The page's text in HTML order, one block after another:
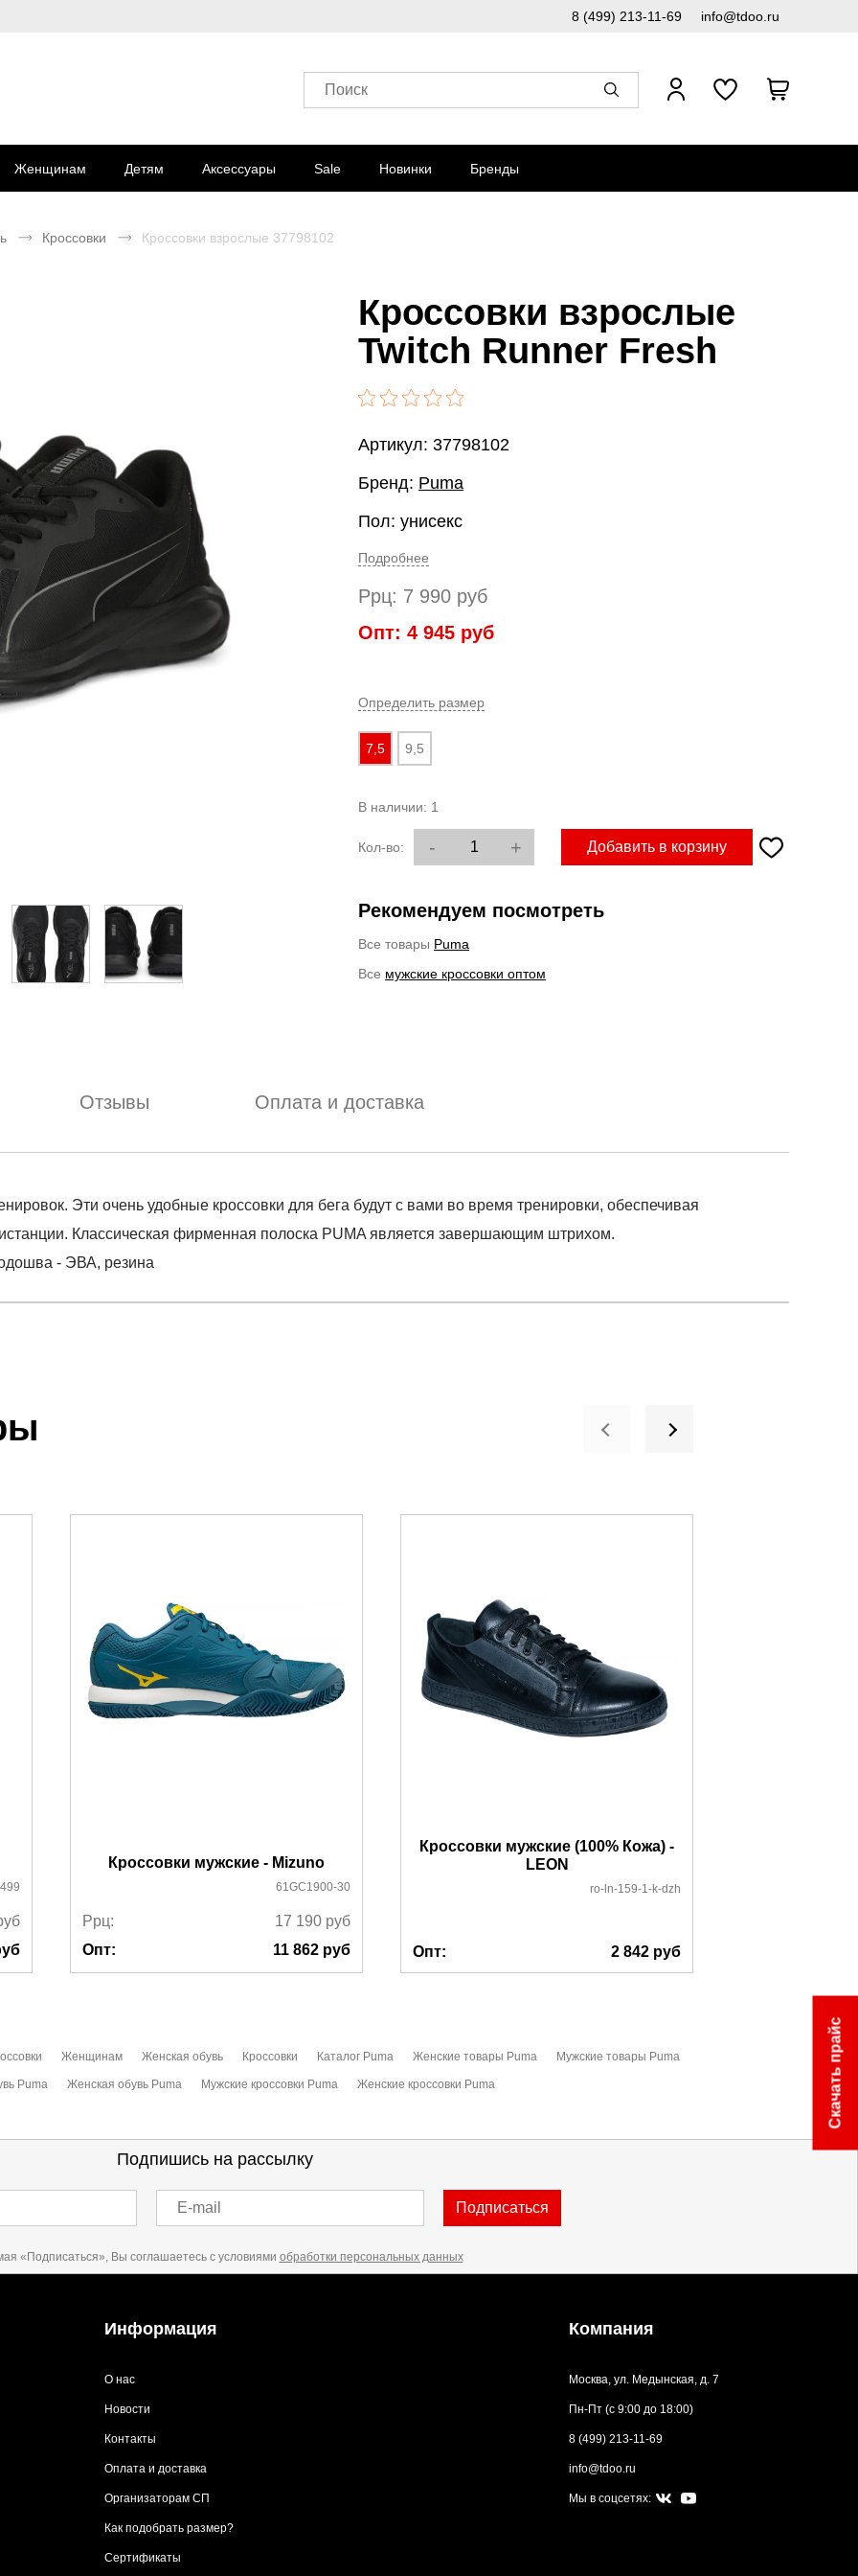
8 (499) 213-11-69 info@tdoo.ru
Поиск
Женщинам Детям Аксессуары Sale Новинки Бренды
Кроссовки Кроссовки взрослые 37798102
Кроссовки взрослые
Twitch Runner Fresh
Артикул: 37798102
Бренд: Puma
Пол: унисекс
Подробнее
Ррц: 7 990 руб
Опт: 4 945 руб
Определить размер
7,5 9,5
В наличии: 1
Кол-во: - + Добавить в корзину
Рекомендуем посмотреть
Все товары Puma
Все мужские кроссовки оптом
Отзывы Оплата и доставка
Эти очень удобные кроссовки для бега будут с вами во время тренировки, обеспечивая
Классическая фирменная полоска PUMA является завершающим штрихом.
- ЭВА, резина
счета менеджером.
который высылает менеджер.
с Почтой Росии и СДЭК.
ознакомиться здесь
Кроссовки мужские - Mizuno
61GC1900-30
Ррц: 17 190 руб
Опт:
11 862 руб
Кроссовки мужские (100% Кожа) -
LEON
ro-ln-159-1-k-dzh
Опт: 2 842 руб
Женщинам Женская обувь Кроссовки Каталог Puma Женские товары Puma Мужские товары Puma
Puma Женская обувь Puma Мужские кроссовки Puma Женские кроссовки Puma
Подпишись на рассылку
E-mail Подписаться
«Подписаться», Вы соглашаетесь с условиями обработки персональных данных
Информация
О нас
Новости
Контакты
Оплата и доставка
Организаторам СП
Как подобрать размер?
Сертификаты
Компания
Москва, ул. Медынская, д. 7
Пн-Пт (с 9:00 до 18:00)
8 (499) 213-11-69
info@tdoo.ru
Мы в соцсетях:
Скачать прайс